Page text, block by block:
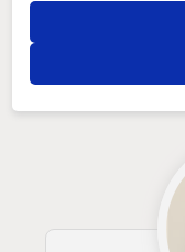
Otros
que pueden